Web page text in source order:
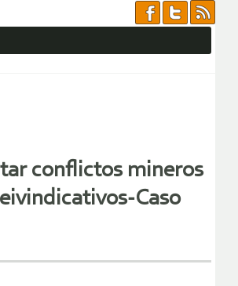
conflictos mineros
Caso